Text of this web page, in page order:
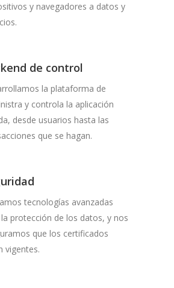
y navegadores a datos y
de control
la plataforma de
y controla la aplicación
desde usuarios hasta las
que se hagan.
tecnologías avanzadas
protección de los datos, y nos
que los certificados
vigentes.